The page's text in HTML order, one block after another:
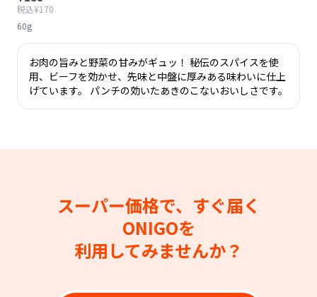
税込¥170
60g
お肉の旨みと野菜の甘みがギュッ！ 秘伝のスパイスを使
用、ビーフを効かせ、先味と中盤に厚みある味わいに仕上
げています。 パンチの効いたあきのこないおいしさです。
スーパー価格で、すぐ届く
ONIGOを
利用してみませんか？